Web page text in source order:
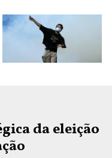
da eleição